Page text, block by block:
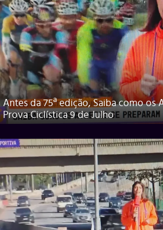
Antes da 75ª edição, Saiba como os
Prova Ciclística 9 de Julho